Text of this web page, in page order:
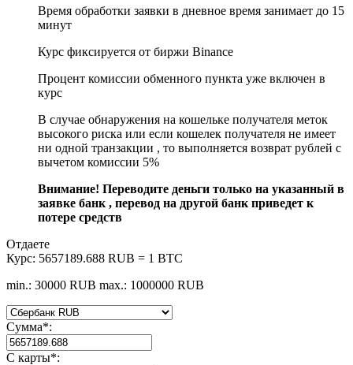
Время обработки заявки в дневное время занимает до 15
минут
Курс фиксируется от биржи Binance
Процент комиссии обменного пункта уже включен в
курс
В случае обнаружения на кошельке получателя меток
высокого риска или если кошелек получателя не имеет
ни одной транзакции , то выполняется возврат рублей с
вычетом комиссии 5%
Внимание! Переводите деньги только на указанный в
заявке банк , перевод на другой банк приведет к
потере средств
Отдаете
Курс: 5657189.688 RUB = 1 BTC
min.: 30000 RUB max.: 1000000 RUB
Сумма*:
С карты*: